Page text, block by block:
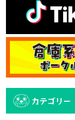
カテゴリー